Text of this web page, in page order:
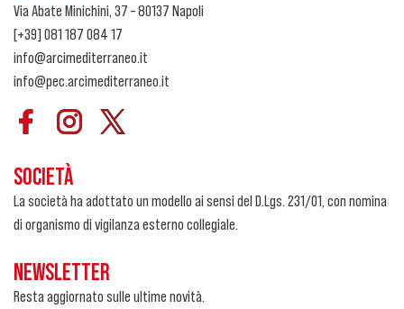
Via Abate Minichini, 37 – 80137 Napoli
[+39] 081 187 084 17
info@arcimediterraneo.it
info@pec.arcimediterraneo.it
SOCIETÀ
La società ha adottato un modello ai sensi del D.Lgs. 231/01, con nomina
di organismo di vigilanza esterno collegiale.
NEWSLETTER
Resta aggiornato sulle ultime novità.